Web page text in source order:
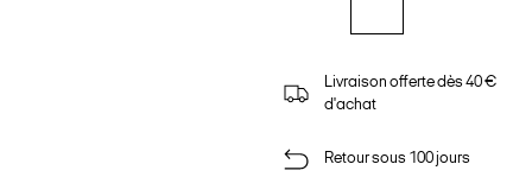
Livraison offerte dès 40 €
d'achat
Retour sous 100 jours